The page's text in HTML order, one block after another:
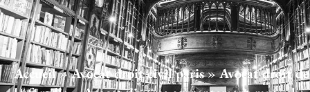
Accueil»Avocat droit civil paris»Avocat droit de